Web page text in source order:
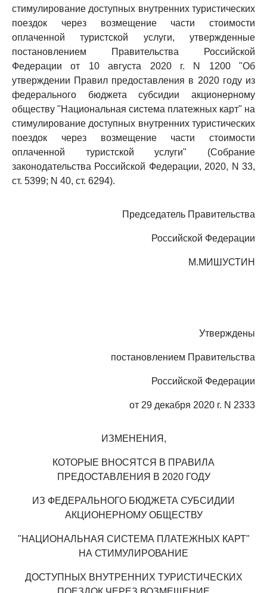
стимулирование доступных внутренних туристических
поездок через возмещение части стоимости
оплаченной туристской услуги, утвержденные
постановлением Правительства Российской
Федерации от 10 августа 2020 г. N 1200 "Об
утверждении Правил предоставления в 2020 году из
федерального бюджета субсидии акционерному
обществу "Национальная система платежных карт" на
стимулирование доступных внутренних туристических
поездок через возмещение части стоимости
оплаченной туристской услуги" (Собрание
законодательства Российской Федерации, 2020, N 33,
ст. 5399; N 40, ст. 6294).
Председатель Правительства
Российской Федерации
М.МИШУСТИН
Утверждены
постановлением Правительства
Российской Федерации
от 29 декабря 2020 г. N 2333
ИЗМЕНЕНИЯ,
КОТОРЫЕ ВНОСЯТСЯ В ПРАВИЛА
ПРЕДОСТАВЛЕНИЯ В 2020 ГОДУ
ИЗ ФЕДЕРАЛЬНОГО БЮДЖЕТА СУБСИДИИ
АКЦИОНЕРНОМУ ОБЩЕСТВУ
"НАЦИОНАЛЬНАЯ СИСТЕМА ПЛАТЕЖНЫХ КАРТ"
НА СТИМУЛИРОВАНИЕ
ДОСТУПНЫХ ВНУТРЕННИХ ТУРИСТИЧЕСКИХ